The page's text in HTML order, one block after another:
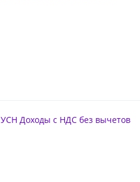
УСН Доходы с НДС без вычетов